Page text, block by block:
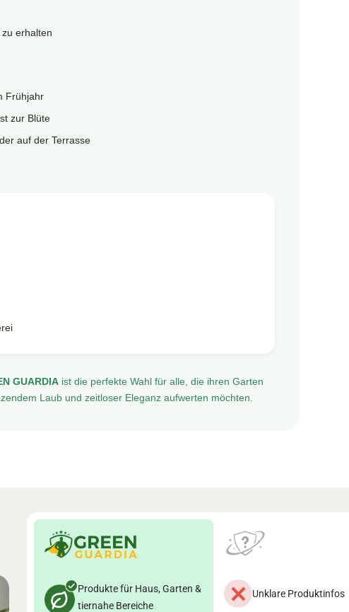
erhalten
Frühjahr
zur Blüte
auf der Terrasse
GUARDIA ist die perfekte Wahl für alle, die ihren Garten
Laub und zeitloser Eleganz aufwerten möchten.
Produkte für Haus, Garten &
tiernahe Bereiche
Unklare Produktinfos